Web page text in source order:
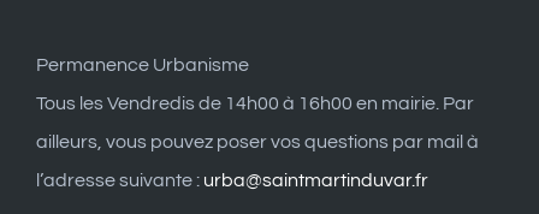
Permanence Urbanisme
Tous les Vendredis de 14h00 à 16h00 en mairie. Par
ailleurs, vous pouvez poser vos questions par mail à
l’adresse suivante : urba@saintmartinduvar.fr